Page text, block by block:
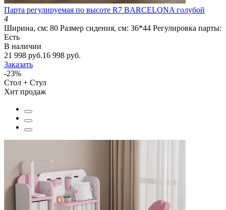
Парта регулируемая по высоте R7 BARCELONA голубой
4
Ширина, см: 80 Размер сидения, см: 36*44 Регулировка парты:
Есть
В наличии
21 998 руб.16 998 руб.
Заказать
-23%
Стол + Стул
Хит продаж